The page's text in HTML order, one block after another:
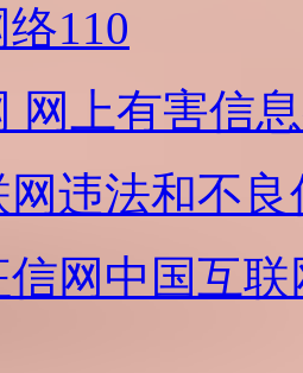
络110
网上有害信
违法和不
网 中国互